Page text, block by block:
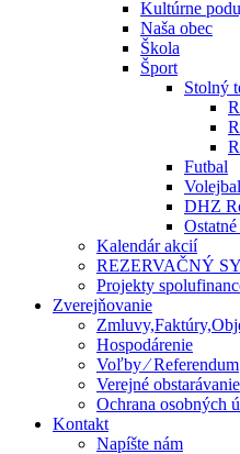
Kultúrne
Naša obec
Škola
Šport
Stolný
Futbal
Volejbal
DHZ
Kalendár akcií
REZERVAČNÝ
Projekty
Zverejňovanie
Hospodárenie
Voľby ⁄ Referendum
Verejné obstarávanie
Ochrana osobných
Kontakt
Napíšte nám